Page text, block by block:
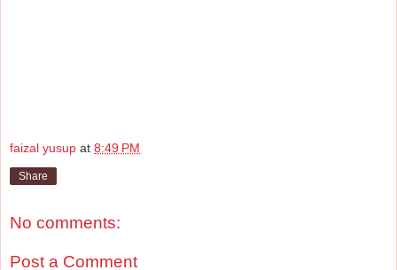
faizal yusup at 8:49 PM
Share
No comments:
Post a Comment